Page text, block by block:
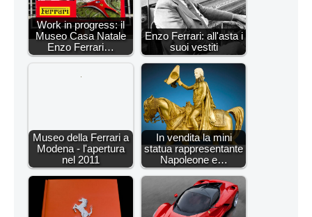
Work in progress: il
Museo Casa Natale
Enzo Ferrari…
Enzo Ferrari: all'asta i
suoi vestiti
Museo della Ferrari a
Modena - l'apertura
nel 2011
In vendita la mini
statua rappresentante
Napoleone e…